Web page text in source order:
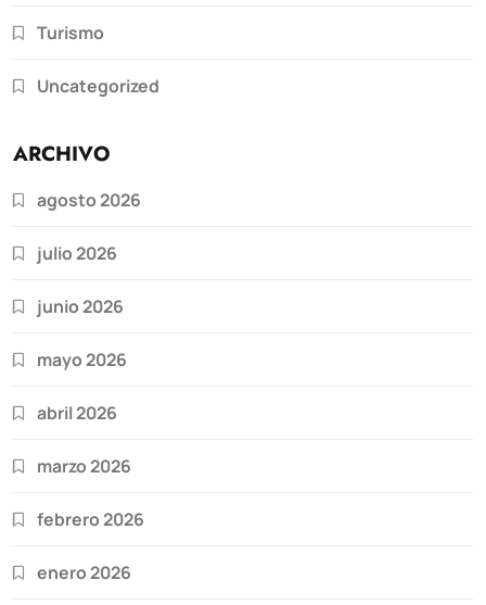
Turismo
Uncategorized
ARCHIVO
agosto 2026
julio 2026
junio 2026
mayo 2026
abril 2026
marzo 2026
febrero 2026
enero 2026